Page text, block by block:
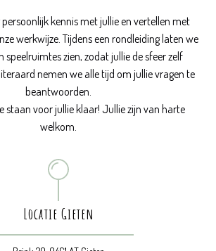
kennis met jullie en vertellen met
werkwijze. Tijdens een rondleiding laten we
speelruimtes zien, zodat jullie de sfeer zelf
nemen we alle tijd om jullie vragen te
beantwoorden.
staan voor jullie klaar! Jullie zijn van harte
welkom.
Locatie Gieten